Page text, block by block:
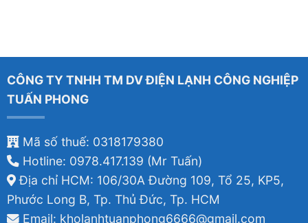
CÔNG TY TNHH TM DV ĐIỆN LẠNH CÔNG NGHIỆP
TUẤN PHONG
Mã số thuế: 0318179380
Hotline: 0978.417.139 (Mr Tuấn)
Địa chỉ HCM: 106/30A Đường 109, Tổ 25, KP5,
Phước Long B, Tp. Thủ Đức, Tp. HCM
Email: kholanhtuanphong6666@gmail.com